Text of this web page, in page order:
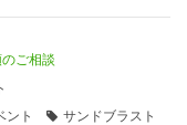
ご相談
ント
サンドブラスト